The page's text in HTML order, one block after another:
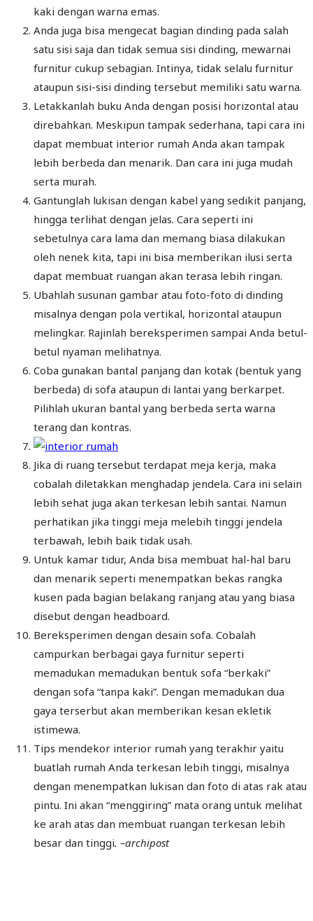
kaki dengan warna emas.
Anda juga bisa mengecat bagian dinding pada salah
satu sisi saja dan tidak semua sisi dinding, mewarnai
furnitur cukup sebagian. Intinya, tidak selalu furnitur
ataupun sisi-sisi dinding tersebut memiliki satu warna.
Letakkanlah buku Anda dengan posisi horizontal atau
direbahkan. Meskipun tampak sederhana, tapi cara ini
dapat membuat interior rumah Anda akan tampak
lebih berbeda dan menarik. Dan cara ini juga mudah
serta murah.
Gantunglah lukisan dengan kabel yang sedikit panjang,
hingga terlihat dengan jelas. Cara seperti ini
sebetulnya cara lama dan memang biasa dilakukan
oleh nenek kita, tapi ini bisa memberikan ilusi serta
dapat membuat ruangan akan terasa lebih ringan.
Ubahlah susunan gambar atau foto-foto di dinding
misalnya dengan pola vertikal, horizontal ataupun
melingkar. Rajinlah bereksperimen sampai Anda betul-
betul nyaman melihatnya.
Coba gunakan bantal panjang dan kotak (bentuk yang
berbeda) di sofa ataupun di lantai yang berkarpet.
Pilihlah ukuran bantal yang berbeda serta warna
terang dan kontras.
Jika di ruang tersebut terdapat meja kerja, maka
cobalah diletakkan menghadap jendela. Cara ini selain
lebih sehat juga akan terkesan lebih santai. Namun
perhatikan jika tinggi meja melebih tinggi jendela
terbawah, lebih baik tidak usah.
Untuk kamar tidur, Anda bisa membuat hal-hal baru
dan menarik seperti menempatkan bekas rangka
kusen pada bagian belakang ranjang atau yang biasa
disebut dengan headboard.
Bereksperimen dengan desain sofa. Cobalah
campurkan berbagai gaya furnitur seperti
memadukan memadukan bentuk sofa “berkaki”
dengan sofa “tanpa kaki”. Dengan memadukan dua
gaya terserbut akan memberikan kesan ekletik
istimewa.
Tips mendekor interior rumah yang terakhir yaitu
buatlah rumah Anda terkesan lebih tinggi, misalnya
dengan menempatkan lukisan dan foto di atas rak atau
pintu. Ini akan “menggiring” mata orang untuk melihat
ke arah atas dan membuat ruangan terkesan lebih
besar dan tinggi. –archipost